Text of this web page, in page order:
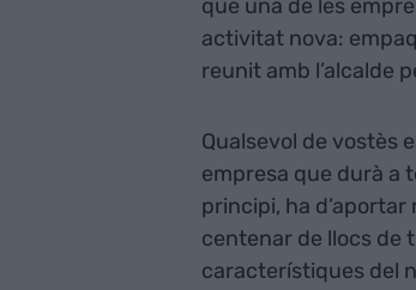
que una de les
activitat nova:
reunit amb l’alcalde
Qualsevol de vostès
empresa que durà a
principi, ha d’aportar
centenar de llocs de
característiques del